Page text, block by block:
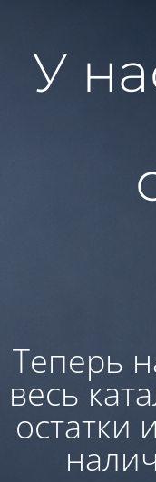
У
Теперь
весь
остатки